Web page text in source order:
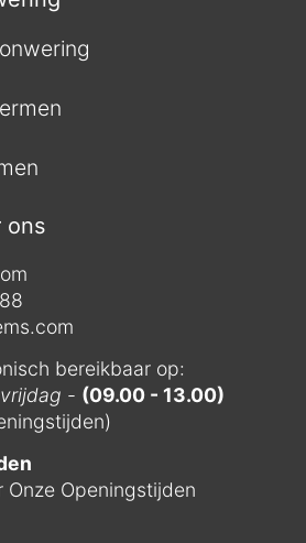
ons
bereikbaar op:
- (09.00 - 13.00)
Onze Openingstijden